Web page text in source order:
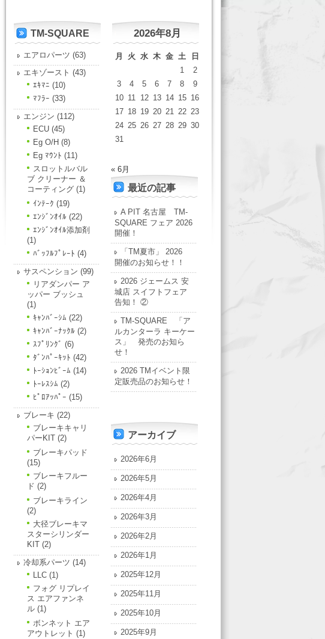
TM-SQUARE
エアロパーツ (63)
エキゾースト (43)
ｴｷﾏﾆ (10)
ﾏﾌﾗｰ (33)
エンジン (112)
ECU (45)
Eg O/H (8)
Eg ﾏｳﾝﾄ (11)
スロットルバル
ブ クリーナー ＆
コーティング (1)
ｲﾝﾃｰｸ (19)
ｴﾝｼﾞﾝｵｲﾙ (22)
ｴﾝｼﾞﾝｵｲﾙ添加剤
(1)
ﾊﾞｯﾌﾙﾌﾟﾚｰﾄ (4)
サスペンション (99)
リアダンパー ア
ッパー ブッシュ
(1)
ｷｬﾝﾊﾞｰｼﾑ (22)
ｷｬﾝﾊﾞｰﾅｯｸﾙ (2)
ｽﾌﾟﾘﾝｸﾞ (6)
ﾀﾞﾝﾊﾟｰｷｯﾄ (42)
ﾄｰｼｮﾝﾋﾞｰﾑ (14)
ﾄｰﾚｽｼﾑ (2)
ﾋﾟﾛｱｯﾊﾟｰ (15)
ブレーキ (22)
ブレーキキャリ
パーKIT (2)
ブレーキパッド
(15)
ブレーキフルー
ド (2)
ブレーキライン
(2)
大径ブレーキマ
スターシリンダー
KIT (2)
冷却系パーツ (14)
LLC (1)
フォグ リプレイ
ス エアファンネ
ル (1)
ボンネット エア
アウトレット (1)
2026年8月
月 火 水 木 金 土
日
1
2
3
4 5 6 7 8
9
10 11 12 13 14 15 16
17 18 19 20 21 22 23
24 25 26 27 28 29 30
31
« 6月
最近の記事
A PIT 名古屋 TM-
SQUARE フェア 2026
開催！
「TM夏市」 2026
開催のお知らせ！！
2026 ジェームス 安
城店 スイフトフェア
告知！ ②
TM-SQUARE 「ア
ルカンターラ キーケー
ス」 発売のお知ら
せ！
2026 TMイベント限
定販売品のお知らせ！
アーカイブ
2026年6月
2026年5月
2026年4月
2026年3月
2026年2月
2026年1月
2025年12月
2025年11月
2025年10月
2025年9月